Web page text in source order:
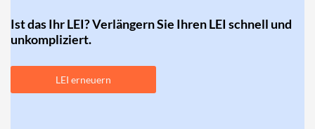
Ist das Ihr LEI? Verlängern Sie Ihren LEI schnell und
unkompliziert.
LEI erneuern